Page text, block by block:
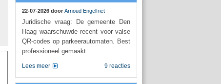
22-07-2026 door Arnoud Engelfriet
Juridische vraag: De gemeente Den
Haag waarschuwde recent voor valse
QR-codes op parkeerautomaten. Best
professioneel gemaakt ...
9 reacties
Lees meer